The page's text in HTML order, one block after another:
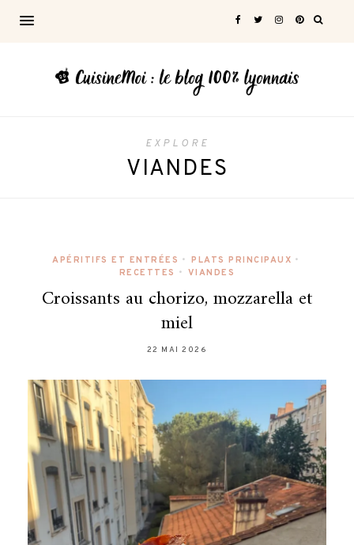
EXPLORE
VIANDES
APÉRITIFS ET ENTRÉES • PLATS PRINCIPAUX •
RECETTES • VIANDES
Croissants au chorizo, mozzarella et
miel
22 MAI 2026